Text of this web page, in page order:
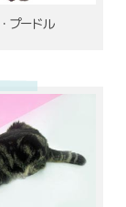
プードル